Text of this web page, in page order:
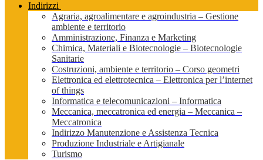
Indirizzi
Agraria, agroalimentare e agroindustria – Gestione
ambiente e territorio
Amministrazione, Finanza e Marketing
Chimica, Materiali e Biotecnologie – Biotecnologie
Sanitarie
Costruzioni, ambiente e territorio – Corso geometri
Elettronica ed elettrotecnica – Elettronica per l’internet
of things
Informatica e telecomunicazioni – Informatica
Meccanica, meccatronica ed energia – Meccanica –
Meccatronica
Indirizzo Manutenzione e Assistenza Tecnica
Produzione Industriale e Artigianale
Turismo